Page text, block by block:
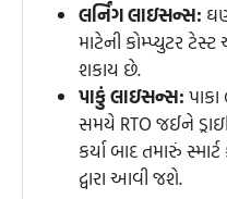
લર્નિંગ લાઇસન્સ:
માટેની કોમ્પ્યુટર
શકાય છે.
પાકું લાઇસન્સ:
સમયે RTO જઈને
કર્યા બાદ તમારું
દ્વારા આવી જશે.